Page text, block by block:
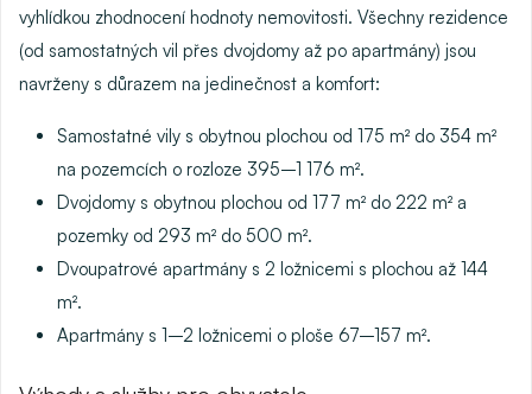
vyhlídkou zhodnocení hodnoty nemovitosti. Všechny rezidence
(od samostatných vil přes dvojdomy až po apartmány) jsou
navrženy s důrazem na jedinečnost a komfort:
Samostatné vily s obytnou plochou od 175 m² do 354 m²
na pozemcích o rozloze 395–1 176 m².
Dvojdomy s obytnou plochou od 177 m² do 222 m² a
pozemky od 293 m² do 500 m².
Dvoupatrové apartmány s 2 ložnicemi s plochou až 144
m².
Apartmány s 1–2 ložnicemi o ploše 67–157 m².